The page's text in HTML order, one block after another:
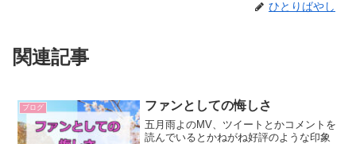
ひとりばやし
関連記事
ブログ ファンとしての悔しさ
五月雨よのMV、ツイートとかコメントを
読んでいるとかねがね好評のような印象